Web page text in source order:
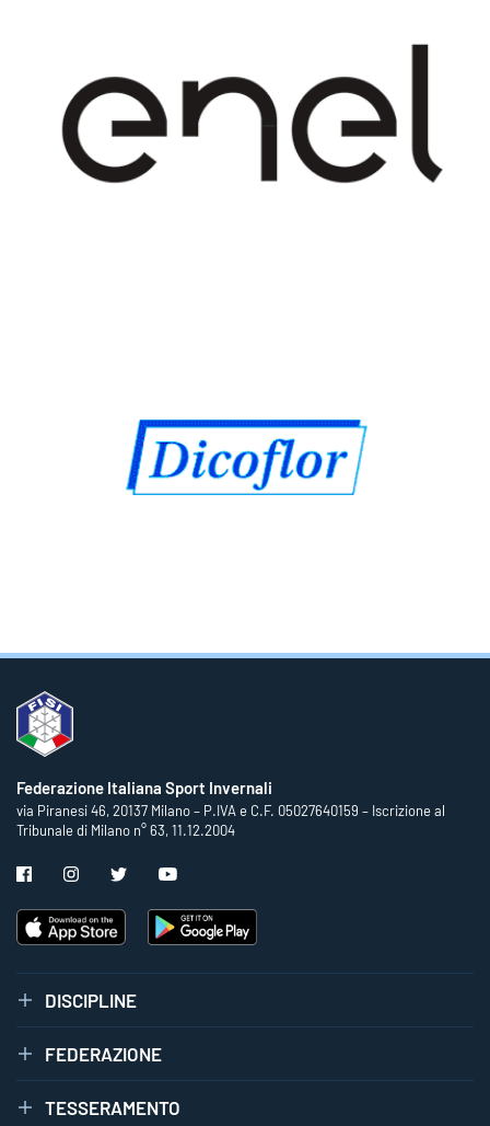
Federazione Italiana Sport Invernali
via Piranesi 46, 20137 Milano – P.IVA e C.F. 05027640159 – Iscrizione al
Tribunale di Milano n° 63, 11.12.2004
DISCIPLINE
FEDERAZIONE
TESSERAMENTO